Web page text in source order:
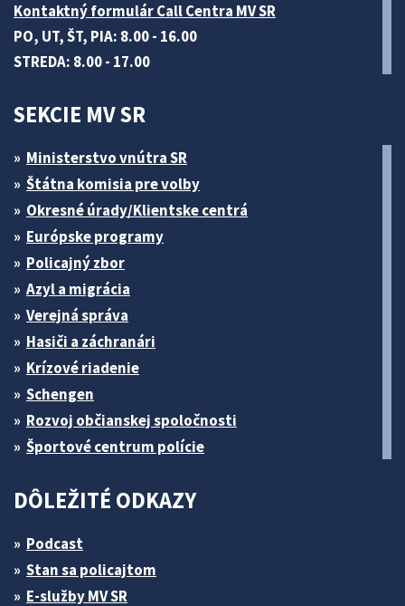
Kontaktný formulár Call Centra MV SR
PO, UT, ŠT, PIA: 8.00 - 16.00
STREDA: 8.00 - 17.00
SEKCIE MV SR
Ministerstvo vnútra SR
Štátna komisia pre volby
Okresné úrady/Klientske centrá
Európske programy
Policajný zbor
Azyl a migrácia
Verejná správa
Hasiči a záchranári
Krízové riadenie
Schengen
Rozvoj občianskej spoločnosti
Športové centrum polície
DÔLEŽITÉ ODKAZY
Podcast
Stan sa policajtom
E-služby MV SR